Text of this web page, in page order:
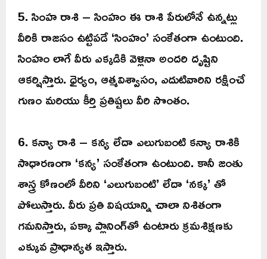
5. సింహ రాశి – సింహం ఈ రాశి పేరులోనే ఉన్నట్లు
వీరికి రాజసం ఉట్టిపడే ‘సింహం’ సంకేతంగా ఉంటుంది.
సింహం లాగే వీరు ఎక్కడికి వెళ్లినా అందరి దృష్టిని
ఆకర్షిస్తారు. ధైర్యం, ఆత్మవిశ్వాసం, ఎదుటివారిని రక్షించే
గుణం మరియు కీర్తి ప్రతిష్టలు వీరి సొంతం.
6. కన్యా రాశి – కన్య లేదా ఎలుగుబంటి కన్యా రాశికి
సాధారణంగా ‘కన్య’ సంకేతంగా ఉంటుంది. కానీ జంతు
శాస్త్ర కోణంలో వీరిని ‘ఎలుగుబంటి’ లేదా ‘నక్క’ తో
పోలుస్తారు. వీరు ప్రతి విషయాన్ని చాలా నిశితంగా
గమనిస్తారు, పక్కా ప్లానింగ్‌తో ఉంటారు క్రమశిక్షణకు
ఎక్కువ ప్రాధాన్యత ఇస్తారు.